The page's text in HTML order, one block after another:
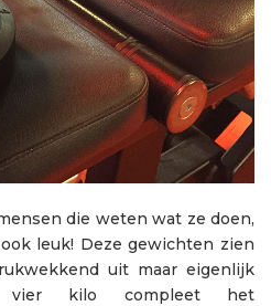
die weten wat ze doen,
leuk! Deze gewichten zien
uit maar eigenlijk
kilo compleet het